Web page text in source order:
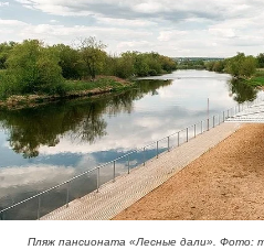
Пляж пансионата «Лесные дали». Фото: